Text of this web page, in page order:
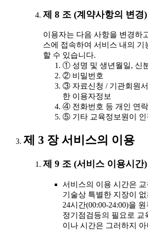
제 8 조 (계약사항의 변경)
이용자는 다음 사항을 변경하
스에 접속하여 서비스 내의 기
할 수 있습니다.
① 성명 및 생년월일, 신
② 비밀번호
③ 자료신청 / 기관회원
한 이용자정보
④ 전화번호 등 개인 연
⑤ 기타 교육정보원이 인
제 3 장 서비스의 이용
제 9 조 (서비스 이용시간)
서비스의 이용 시간은
기술상 특별한 지장이
24시간(00:00-24:00)을
정기점검등의 필요로 교
이나 시간은 그러하지